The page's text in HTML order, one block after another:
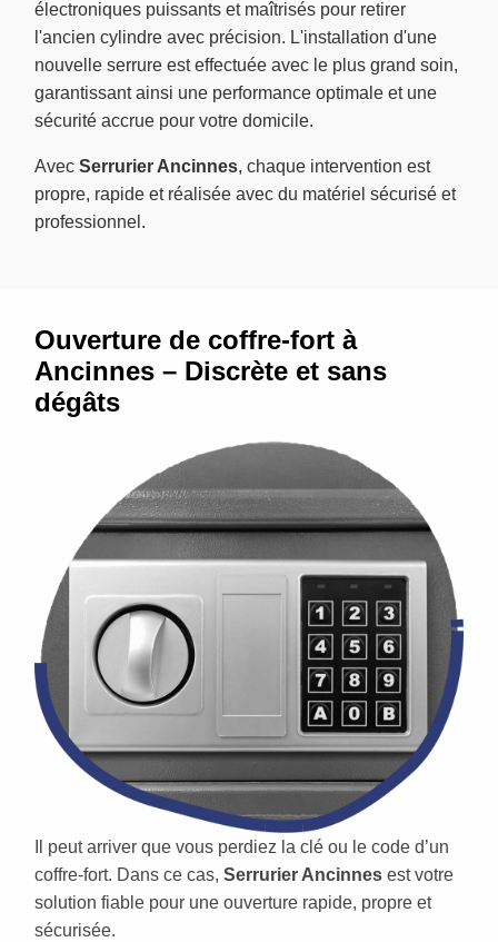
électroniques puissants et maîtrisés pour retirer
l'ancien cylindre avec précision. L'installation d'une
nouvelle serrure est effectuée avec le plus grand soin,
garantissant ainsi une performance optimale et une
sécurité accrue pour votre domicile.
Avec Serrurier Ancinnes, chaque intervention est
propre, rapide et réalisée avec du matériel sécurisé et
professionnel.
Ouverture de coffre-fort à
Ancinnes – Discrète et sans
dégâts
Il peut arriver que vous perdiez la clé ou le code d’un
coffre-fort. Dans ce cas, Serrurier Ancinnes est votre
solution fiable pour une ouverture rapide, propre et
sécurisée.